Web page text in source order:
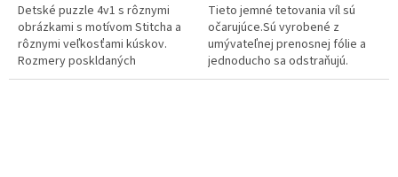
Detské puzzle 4v1 s rôznymi
obrázkami s motívom Stitcha a
rôznymi veľkosťami kúskov.
Rozmery poskldaných
obrázkov: 19 x 14 cm.
Tieto jemné tetovania víl sú
očarujúce.Sú vyrobené z
umývateľnej prenosnej fólie a
jednoducho sa odstraňujú.
Balenie obsahuje 10 tetovačiek.